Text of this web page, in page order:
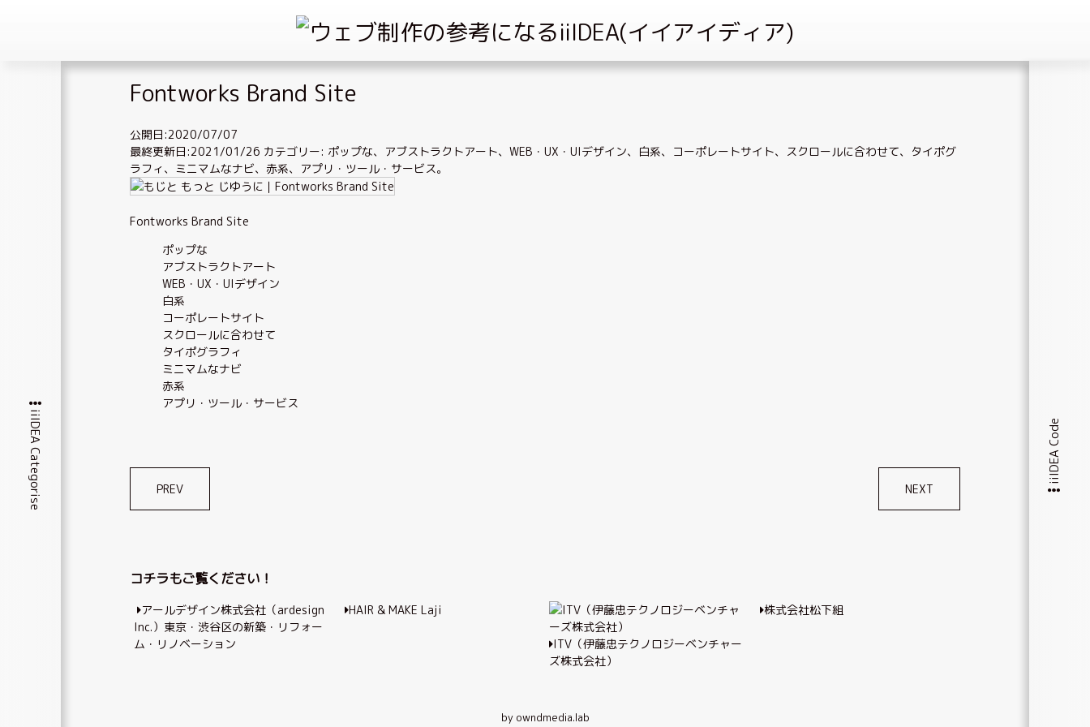
Skip
to
content
iiIDEA Categorise iiIDEA Code
Fontworks Brand Site
公開日:2020/07/07
最終更新日:2021/01/26 カテゴリー: ポップな、 アブストラクトアート、 WEB・UX・UIデザイン、 白系、 コーポレートサイト、 スクロールに合わせて、
タイポグ
ラフィ、 ミニマムなナビ、 赤系、 アプリ・ツール・サービス。
Fontworks Brand Site
ポップな
アブストラクトアート
WEB・UX・UIデザイン
白系
コーポレートサイト
スクロールに合わせて
タイポグラフィ
ミニマムなナビ
赤系
アプリ・ツール・サービス
稿
ー
シ
PREV NEXT
コチラもご覧ください！
アールデザイン株式会社（ardesign
Inc.）東京・渋谷区の新築・リフォー
ム・リノベーション
HAIR & MAKE Laji
ITV（伊藤忠テクノロジーベンチャー
ズ株式会社）
株式会社松下組
by owndmedia.lab